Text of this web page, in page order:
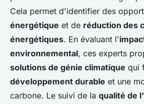
Cela permet d'identifier des
énergétique et de réduction des
énergétiques. En évaluant l'
environnemental, ces experts
solutions de génie climatique qui
développement durable et une
carbone. Le suivi de la qualité de